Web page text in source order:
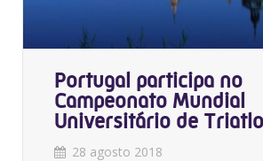
Portugal participa no
Campeonato Mundial
Universitário de Triatlo
28 agosto 2018